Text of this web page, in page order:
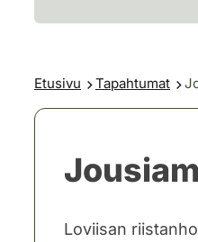
Etusivu Tapahtumat
Loviisan